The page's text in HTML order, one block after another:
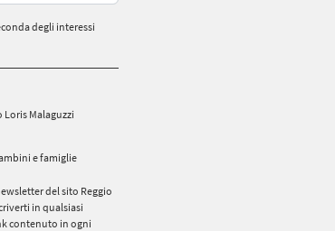
degli interessi
Loris Malaguzzi
e famiglie
del sito Reggio
in qualsiasi
contenuto in ogni